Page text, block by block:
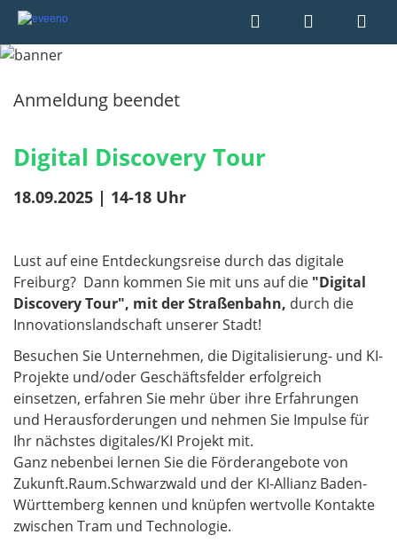
Anmeldung beendet
Digital Discovery Tour
18.09.2025 | 14-18 Uhr
Lust auf eine Entdeckungsreise durch das digitale
Freiburg? Dann kommen Sie mit uns auf die "Digital
Discovery Tour", mit der Straßenbahn, durch die
Innovationslandschaft unserer Stadt!
Besuchen Sie Unternehmen, die Digitalisierung- und KI-
Projekte und/oder Geschäftsfelder erfolgreich
einsetzen, erfahren Sie mehr über ihre Erfahrungen
und Herausforderungen und nehmen Sie Impulse für
Ihr nächstes digitales/KI Projekt mit.
Ganz nebenbei lernen Sie die Förderangebote von
Zukunft.Raum.Schwarzwald und der KI-Allianz Baden-
Württemberg kennen und knüpfen wertvolle Kontakte
zwischen Tram und Technologie.